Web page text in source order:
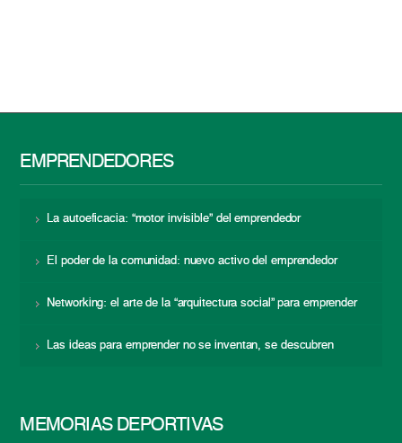
EMPRENDEDORES
La autoeficacia: “motor invisible” del emprendedor
El poder de la comunidad: nuevo activo del emprendedor
Networking: el arte de la “arquitectura social” para emprender
Las ideas para emprender no se inventan, se descubren
MEMORIAS DEPORTIVAS